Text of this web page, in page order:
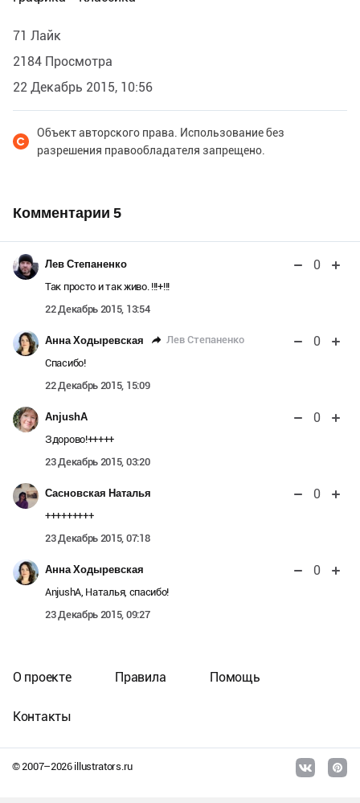
71 Лайк
2184 Просмотра
22 Декабрь 2015, 10:56
Объект авторского права. Использование без
разрешения правообладателя запрещено.
Комментарии 5
Лев Степаненко 0
Так просто и так живо. !!!+!!!
22 Декабрь 2015, 13:54
Анна Ходыревская Лев Степаненко 0
Спасибо!
22 Декабрь 2015, 15:09
AnjushA 0
Здорово!+++++
23 Декабрь 2015, 03:20
Сасновская Наталья 0
+++++++++
23 Декабрь 2015, 07:18
Анна Ходыревская 0
AnjushA, Наталья, спасибо!
23 Декабрь 2015, 09:27
© 2007–2026illustrators.ru
О проекте Правила Помощь
Контакты